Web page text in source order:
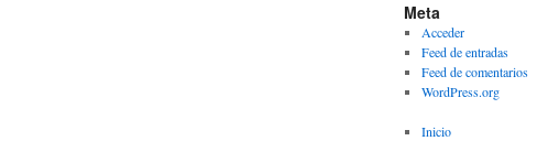
Meta
Acceder
Feed de entradas
Feed de comentarios
WordPress.org
Inicio